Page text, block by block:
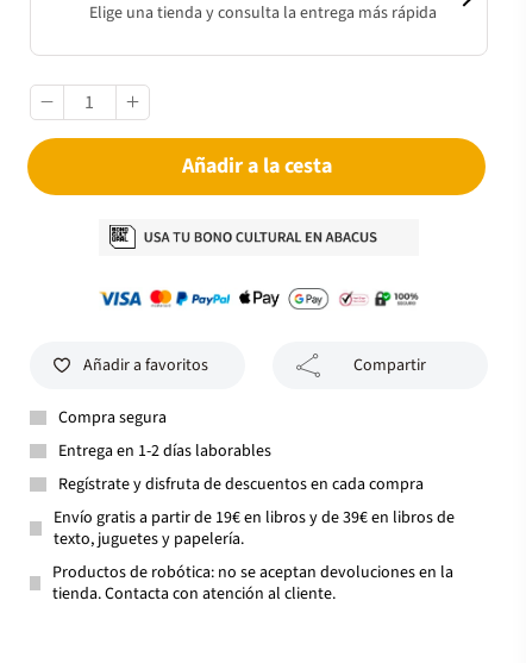
Elige una tienda y consulta la entrega más rápida
Añadir a la cesta
Añadir a favoritos Compartir
Compra segura
Entrega en 1-2 días laborables
Regístrate y disfruta de descuentos en cada compra
Envío gratis a partir de 19€ en libros y de 39€ en libros de
texto, juguetes y papelería.
Productos de robótica: no se aceptan devoluciones en la
tienda. Contacta con atención al cliente.